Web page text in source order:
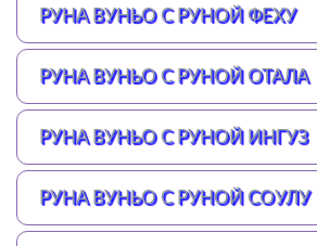
РУНА ВУНЬО С РУНОЙ ФЕХУ
РУНА ВУНЬО С РУНОЙ ОТАЛА
РУНА ВУНЬО С РУНОЙ ИНГУЗ
РУНА ВУНЬО С РУНОЙ СОУЛУ